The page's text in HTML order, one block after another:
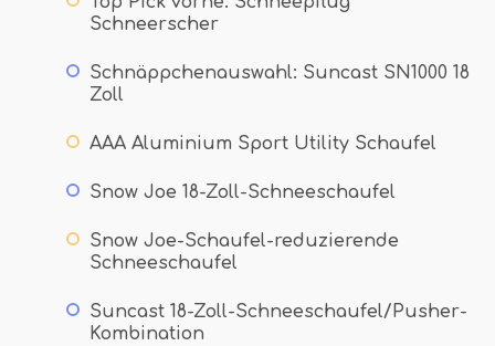
Schneerscher
Schnäppchenauswahl: Suncast SN1000 18
Zoll
AAA Aluminium Sport Utility Schaufel
Snow Joe 18-Zoll-Schneeschaufel
Snow Joe-Schaufel-reduzierende
Schneeschaufel
Suncast 18-Zoll-Schneeschaufel/Pusher-
Kombination